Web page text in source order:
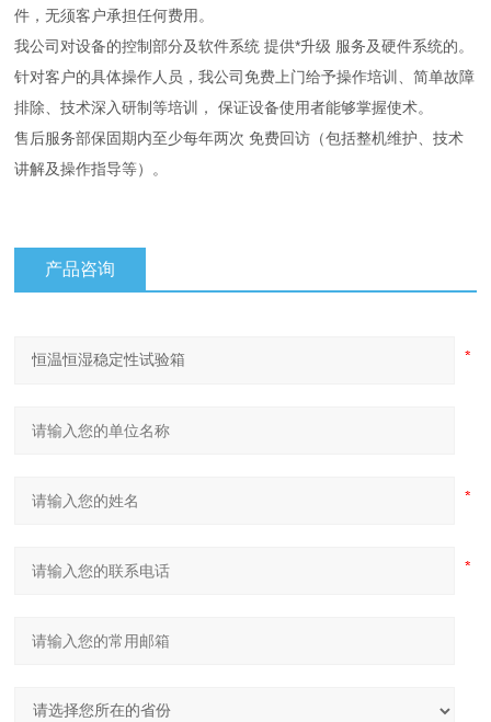
件，无须客户承担任何费用。
我公司对设备的控制部分及软件系统 提供*升级 服务及硬件系统的。
针对客户的具体操作人员，我公司免费上门给予操作培训、简单故障
排除、技术深入研制等培训， 保证设备使用者能够掌握使术。
售后服务部保固期内至少每年两次 免费回访（包括整机维护、技术
讲解及操作指导等）。
产品咨询